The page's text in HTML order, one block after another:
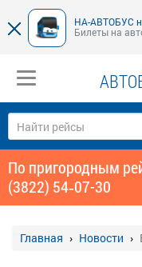
НА-АВТОБУС
Билеты на
По пригородным
(3822) 54‑07-30
Главная Новости